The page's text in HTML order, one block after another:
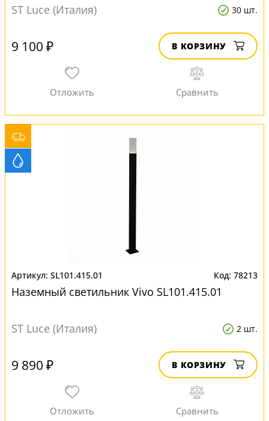
ST Luce (Италия) 30 шт.
9 100 ₽ В КОРЗИНУ
SL101.415.01 78213
Наземный светильник Vivo SL101.415.01
ST Luce (Италия) 2 шт.
9 890 ₽ В КОРЗИНУ